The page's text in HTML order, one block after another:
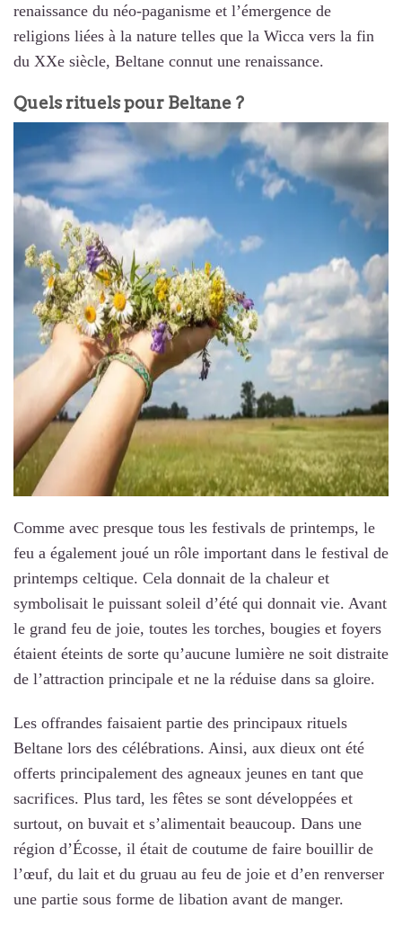
renaissance du néo-paganisme et l’émergence de
religions liées à la nature telles que la Wicca vers la fin
du XXe siècle, Beltane connut une renaissance.
Quels rituels pour Beltane ?
Comme avec presque tous les festivals de printemps, le
feu a également joué un rôle important dans le festival de
printemps celtique. Cela donnait de la chaleur et
symbolisait le puissant soleil d’été qui donnait vie. Avant
le grand feu de joie, toutes les torches, bougies et foyers
étaient éteints de sorte qu’aucune lumière ne soit distraite
de l’attraction principale et ne la réduise dans sa gloire.
Les offrandes faisaient partie des principaux rituels
Beltane lors des célébrations. Ainsi, aux dieux ont été
offerts principalement des agneaux jeunes en tant que
sacrifices. Plus tard, les fêtes se sont développées et
surtout, on buvait et s’alimentait beaucoup. Dans une
région d’Écosse, il était de coutume de faire bouillir de
l’œuf, du lait et du gruau au feu de joie et d’en renverser
une partie sous forme de libation avant de manger.